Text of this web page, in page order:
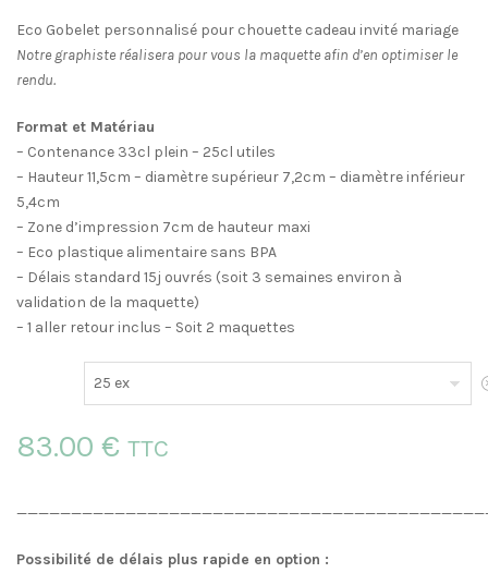
Eco Gobelet personnalisé pour chouette cadeau invité mariage
Notre graphiste réalisera pour vous la maquette afin d’en optimiser le
rendu.
Format et Matériau
– Contenance 33cl plein – 25cl utiles
– Hauteur 11,5cm – diamètre supérieur 7,2cm – diamètre inférieur
5,4cm
– Zone d’impression 7cm de hauteur maxi
– Eco plastique alimentaire sans BPA
– Délais standard 15j ouvrés (soit 3 semaines environ à
validation de la maquette)
– 1 aller retour inclus – Soit 2 maquettes
83.00 € TTC
Possibilité de délais plus rapide en option :